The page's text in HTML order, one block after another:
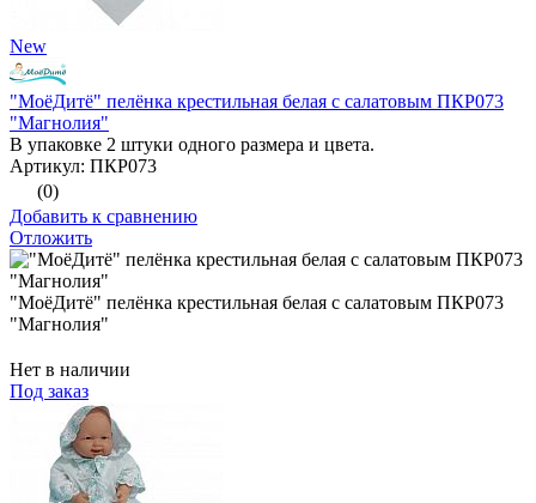
New
"МоёДитё" пелёнка крестильная белая с салатовым ПКР073
"Магнолия"
В упаковке 2 штуки одного размера и цвета.
Артикул: ПКР073
(0)
Добавить к сравнению
Отложить
"МоёДитё" пелёнка крестильная белая с салатовым ПКР073
"Магнолия"
Нет в наличии
Под заказ